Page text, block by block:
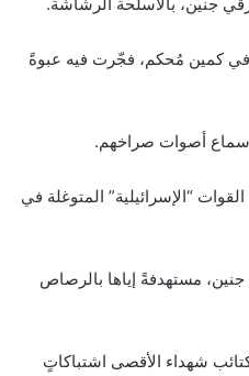
في كمين مُحكم، فجّرت فيه عبوةً
سماع أصوات صراخهم.
“الإسرائيلية” المتوغلة في
مستهدفةً إياها بالرصاص
شهداء الأقصى اشتباكاتٍ